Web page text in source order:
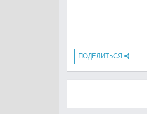
ПОДЕЛИТЬСЯ